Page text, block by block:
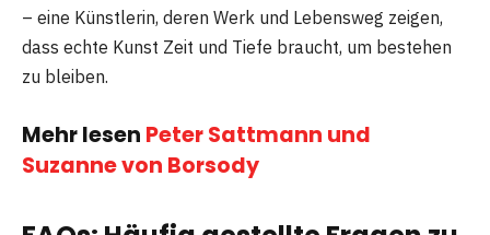
– eine Künstlerin, deren Werk und Lebensweg zeigen,
dass echte Kunst Zeit und Tiefe braucht, um bestehen
zu bleiben.
Mehr lesen Peter Sattmann und
Suzanne von Borsody